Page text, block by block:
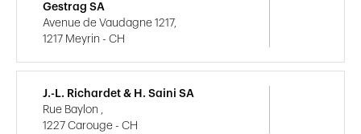
Gestrag SA
Avenue de Vaudagne 1217,
1217 Meyrin - CH
J.-L. Richardet & H. Saini SA
Rue Baylon ,
1227 Carouge - CH